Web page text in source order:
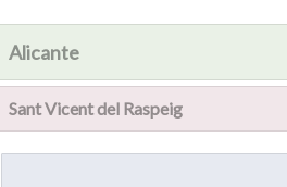
Alicante
Sant Vicent del Raspeig